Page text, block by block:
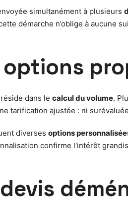
simultanément à plusieurs
démarche n’oblige à aucune
dans le calcul du volume.
tarification ajustée : ni
diverses options
confirme l’intérêt